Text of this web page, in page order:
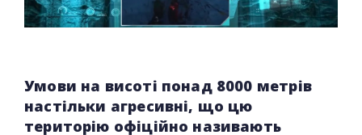
Умови на висоті понад 8000 метрів
настільки агресивні, що цю
територію офіційно називають